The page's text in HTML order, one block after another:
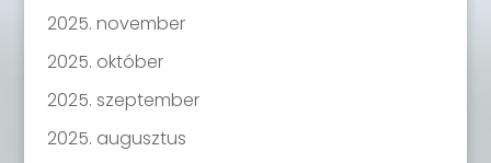
2025. november
2025. október
2025. szeptember
2025. augusztus